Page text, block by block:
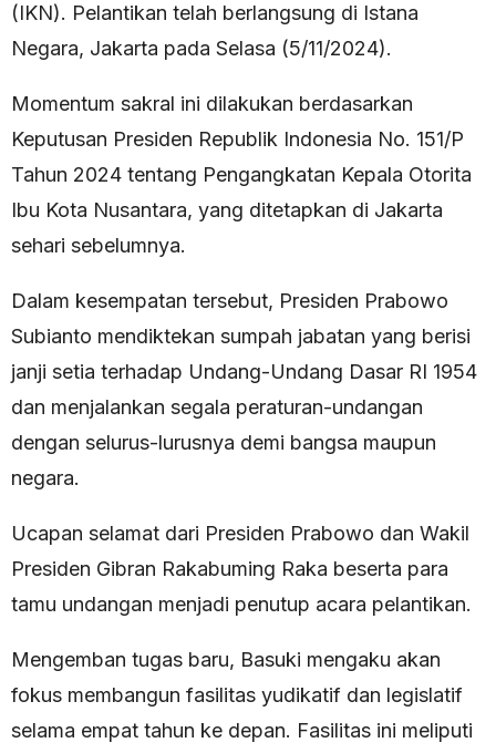
(IKN). Pelantikan telah berlangsung di Istana
Negara, Jakarta pada Selasa (5/11/2024).
Momentum sakral ini dilakukan berdasarkan
Keputusan Presiden Republik Indonesia No. 151/P
Tahun 2024 tentang Pengangkatan Kepala Otorita
Ibu Kota Nusantara, yang ditetapkan di Jakarta
sehari sebelumnya.
Dalam kesempatan tersebut, Presiden Prabowo
Subianto mendiktekan sumpah jabatan yang berisi
janji setia terhadap Undang-Undang Dasar RI 1954
dan menjalankan segala peraturan-undangan
dengan selurus-lurusnya demi bangsa maupun
negara.
Ucapan selamat dari Presiden Prabowo dan Wakil
Presiden Gibran Rakabuming Raka beserta para
tamu undangan menjadi penutup acara pelantikan.
Mengemban tugas baru, Basuki mengaku akan
fokus membangun fasilitas yudikatif dan legislatif
selama empat tahun ke depan. Fasilitas ini meliputi